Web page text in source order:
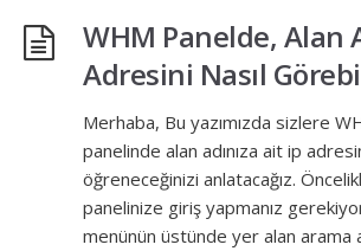
WHM Panelde, Alan
Adresini Nasıl
Merhaba, Bu yazımızda sizlere
panelinde alan adınıza ait ip
öğreneceğinizi anlatacağız.
panelinize giriş yapmanız
menünün üstünde yer alan arama